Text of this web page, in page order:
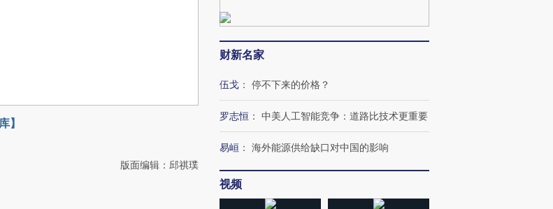
】
版面编辑：邱祺璞
财新名家
伍戈 ： 停不下来的价格？
罗志恒 ： 中美人工智能竞争：道路比技术更重要
易峘 ： 海外能源供给缺口对中国的影响
视频